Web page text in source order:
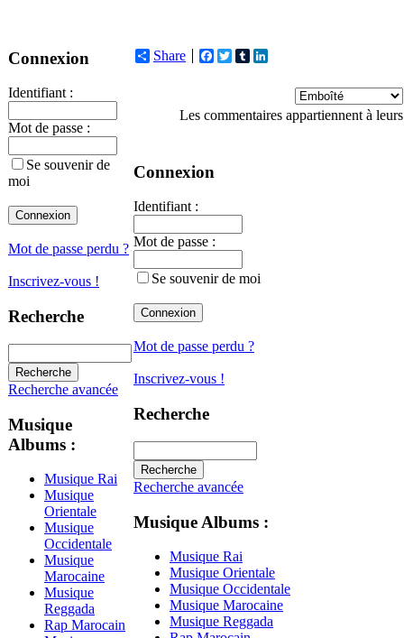
Connexion
Identifiant :
Mot de passe :
Se souvenir de
moi
Mot de passe perdu ?
Inscrivez-vous !
Recherche
Recherche avancée
Musique
Albums :
Musique Rai
Musique
Orientale
Musique
Occidentale
Musique
Marocaine
Musique
Reggada
Rap Marocain
Share Facebook
TwitterTumblr
Les commentaires appartiennent à
Connexion
Identifiant :
Mot de passe :
Se souvenir de moi
Mot de passe perdu ?
Inscrivez-vous !
Recherche
Recherche avancée
Musique Albums :
Musique Rai
Musique Orientale
Musique Occidentale
Musique Marocaine
Musique Reggada